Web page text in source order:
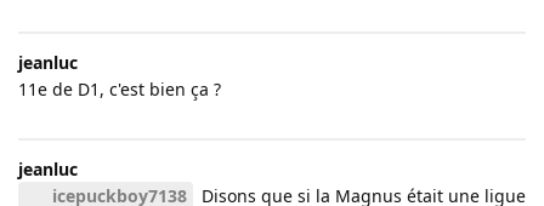
jeanluc
11e de D1, c'est bien ça ?
jeanluc
icepuckboy7138
Disons que si la Magnus était une ligue